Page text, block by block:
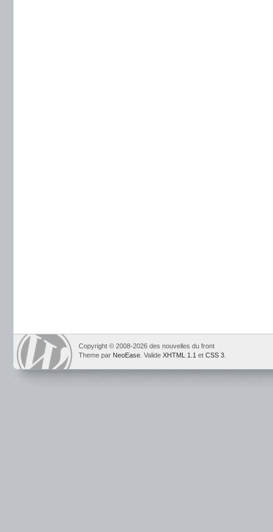
Copyright © 2008-2026 des nouvelles du front
Theme par NeoEase . Valide XHTML 1.1 et CSS 3